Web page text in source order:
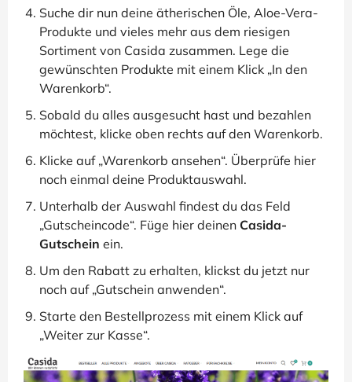
Suche dir nun deine ätherischen Öle, Aloe-Vera-
Produkte und vieles mehr aus dem riesigen
Sortiment von Casida zusammen. Lege die
gewünschten Produkte mit einem Klick „In den
Warenkorb“.
Sobald du alles ausgesucht hast und bezahlen
möchtest, klicke oben rechts auf den Warenkorb.
Klicke auf „Warenkorb ansehen“. Überprüfe hier
noch einmal deine Produktauswahl.
Unterhalb der Auswahl findest du das Feld
„Gutscheincode“. Füge hier deinen Casida-
Gutschein ein.
Um den Rabatt zu erhalten, klickst du jetzt nur
noch auf „Gutschein anwenden“.
Starte den Bestellprozess mit einem Klick auf
„Weiter zur Kasse“.